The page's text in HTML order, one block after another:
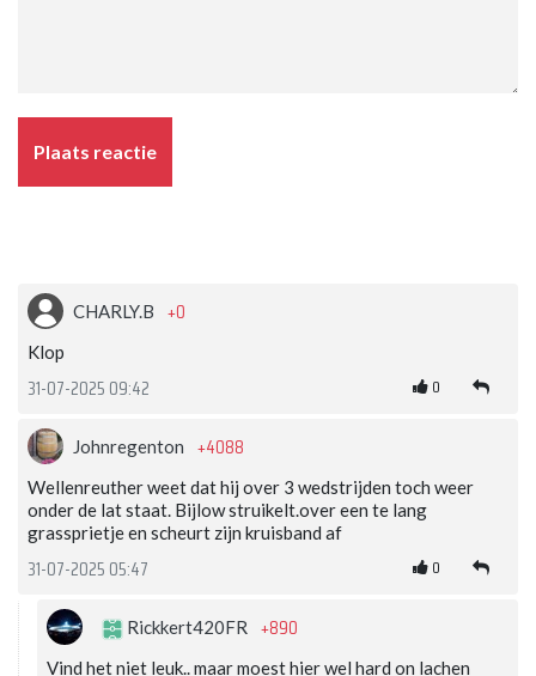
Plaats reactie
CHARLY.B +0
Klop
31-07-2025 09:42 0
Johnregenton +4088
Wellenreuther weet dat hij over 3 wedstrijden toch weer
onder de lat staat. Bijlow struikelt.over een te lang
grassprietje en scheurt zijn kruisband af
31-07-2025 05:47 0
Rickkert420FR +890
Vind het niet leuk.. maar moest hier wel hard on lachen